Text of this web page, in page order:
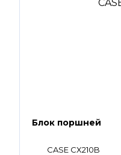
Блок поршней
CASE CX210B